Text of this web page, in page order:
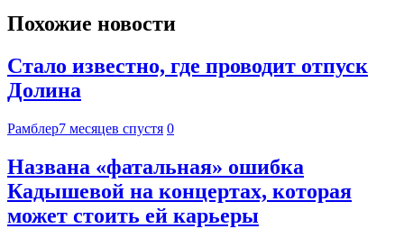
Похожие новости
Стало известно, где проводит отпуск
Долина
Рамблер7 месяцев спустя 0
Названа «фатальная» ошибка
Кадышевой на концертах, которая
может стоить ей карьеры